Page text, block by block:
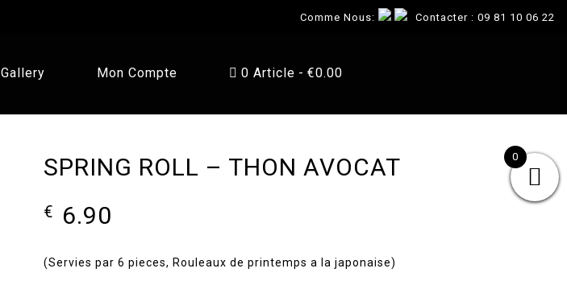
Comme Nous: Contacter : 09 81 10 06 22
Gallery Mon Compte 0 Article €0.00
SPRING ROLL – THON AVOCAT
€ 6.90
(Servies par 6 pieces, Rouleaux de printemps a la japonaise)
0